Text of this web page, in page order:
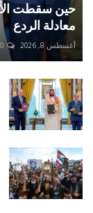
حين سقطت
معادلة الردع
أغسطس 8, 2026 0